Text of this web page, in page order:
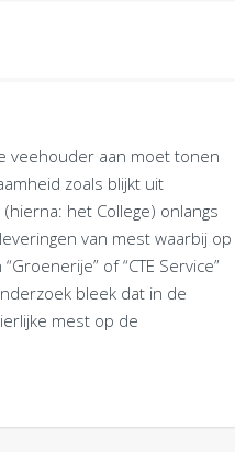
veehouder aan moet tonen
zoals blijkt uit
het College) onlangs
van mest waarbij op
of “CTE Service”
bleek dat in de
mest op de